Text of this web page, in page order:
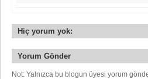
Hiç yorum yok:
Yorum Gönder
Not: Yalnızca bu blogun üyesi yorum